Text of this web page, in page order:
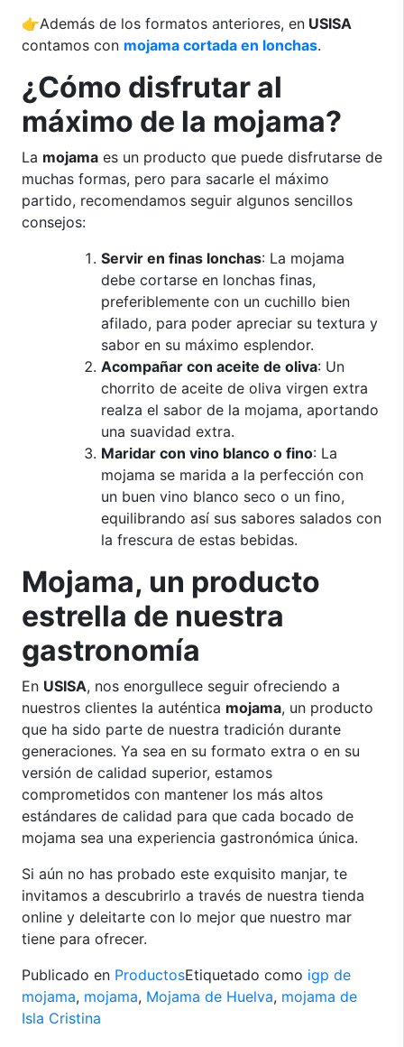
👉Además de los formatos anteriores, en USISA
contamos con mojama cortada en lonchas.
¿Cómo disfrutar al
máximo de la mojama?
La mojama es un producto que puede disfrutarse de
muchas formas, pero para sacarle el máximo
partido, recomendamos seguir algunos sencillos
consejos:
Servir en finas lonchas: La mojama
debe cortarse en lonchas finas,
preferiblemente con un cuchillo bien
afilado, para poder apreciar su textura y
sabor en su máximo esplendor.
Acompañar con aceite de oliva: Un
chorrito de aceite de oliva virgen extra
realza el sabor de la mojama, aportando
una suavidad extra.
Maridar con vino blanco o fino: La
mojama se marida a la perfección con
un buen vino blanco seco o un fino,
equilibrando así sus sabores salados con
la frescura de estas bebidas.
Mojama, un producto
estrella de nuestra
gastronomía
En USISA, nos enorgullece seguir ofreciendo a
nuestros clientes la auténtica mojama, un producto
que ha sido parte de nuestra tradición durante
generaciones. Ya sea en su formato extra o en su
versión de calidad superior, estamos
comprometidos con mantener los más altos
estándares de calidad para que cada bocado de
mojama sea una experiencia gastronómica única.
Si aún no has probado este exquisito manjar, te
invitamos a descubrirlo a través de nuestra tienda
online y deleitarte con lo mejor que nuestro mar
tiene para ofrecer.
Publicado en ProductosEtiquetado como igp de
mojama, mojama, Mojama de Huelva, mojama de
Isla Cristina